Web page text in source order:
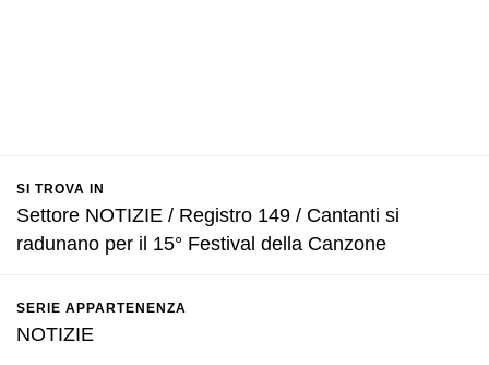
SI TROVA IN
Settore NOTIZIE / Registro 149 / Cantanti si
radunano per il 15° Festival della Canzone
SERIE APPARTENENZA
NOTIZIE